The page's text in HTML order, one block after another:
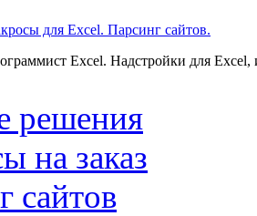
для Excel. Парсинг сайтов.
Excel. Надстройки для Excel,
решения
на заказ
сайтов